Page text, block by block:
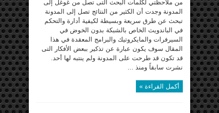
من ملاحظتي لكلمات البحث التى تصل من غوغل إلى
المدونة وجدت أن الكثير من النتائج تصل إلى المدونة
تبحث عن طرق سريعة وبسيطة لكيفية أدارة والتحكم
في الباندويث الخاص بالشبكة بدون الخوض في
السيرفرات والمايكروتيك والبرامج المعقدة في هذا
المقال سوف يكون عبارة عن تذكير ببعض الأفكار التى
قد تكون قد طرحت على المدونة ولم ينتبه لها أحد.
نشرت سابقاً ومنذ ...
أكمل القراءة »